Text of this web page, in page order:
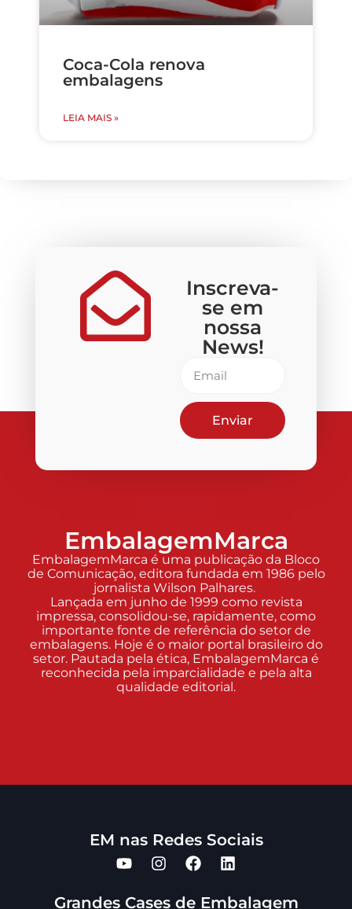
Coca-Cola renova
embalagens
LEIA MAIS »
Inscreva-
se em
nossa
News!
Enviar
EmbalagemMarca
EmbalagemMarca é uma publicação da Bloco
de Comunicação, editora fundada em 1986 pelo
jornalista Wilson Palhares.
Lançada em junho de 1999 como revista
impressa, consolidou-se, rapidamente, como
importante fonte de referência do setor de
embalagens. Hoje é o maior portal brasileiro do
setor. Pautada pela ética, EmbalagemMarca é
reconhecida pela imparcialidade e pela alta
qualidade editorial.
EM nas Redes Sociais
Grandes Cases de Embalagem